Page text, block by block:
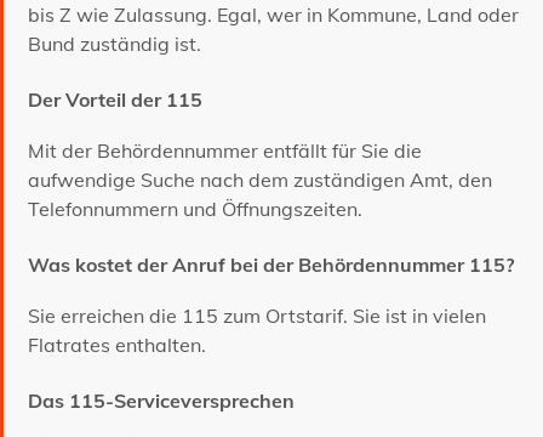
bis Z wie Zulassung. Egal, wer in Kommune, Land oder
Bund zuständig ist.
Der Vorteil der 115
Mit der Behördennummer entfällt für Sie die
aufwendige Suche nach dem zuständigen Amt, den
Telefonnummern und Öffnungszeiten.
Was kostet der Anruf bei der Behördennummer 115?
Sie erreichen die 115 zum Ortstarif. Sie ist in vielen
Flatrates enthalten.
Das 115-Serviceversprechen